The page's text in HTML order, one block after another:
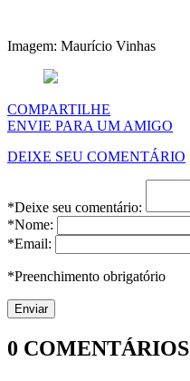
Imagem: Maurício Vinhas
COMPARTILHE
ENVIE PARA UM AMIGO
DEIXE SEU COMENTÁRIO
*Deixe seu comentário:
*Nome:
*Email:
*Preenchimento obrigatório
0 COMENTÁRIOS